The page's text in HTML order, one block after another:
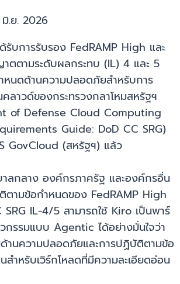
.ย. 2026
บการรับรอง FedRAMP High และ
ตตามระดับผลกระทบ (IL) 4 และ 5
นดด้านความปลอดภัยสำหรับการ
ลาวด์ของกระทรวงกลาโหมสหรัฐฯ
of Defense Cloud Computing
Guide: DoD CC SRG)
GovCloud (สหรัฐฯ) แล้ว
ลกลาง องค์กรภาครัฐ และองค์กรอื่น
ามข้อกำหนดของ FedRAMP High
SRG IL-4/5 สามารถใช้ Kiro เป็นพาร์
กรรมแบบ Agentic ได้อย่างมั่นใจว่า
านความปลอดภัยและการปฏิบัติตามข้อ
สำหรับเวิร์กโหลดที่มีความละเอียดอ่อน